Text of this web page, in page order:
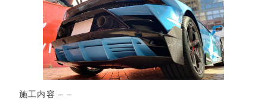
施工内容 – –